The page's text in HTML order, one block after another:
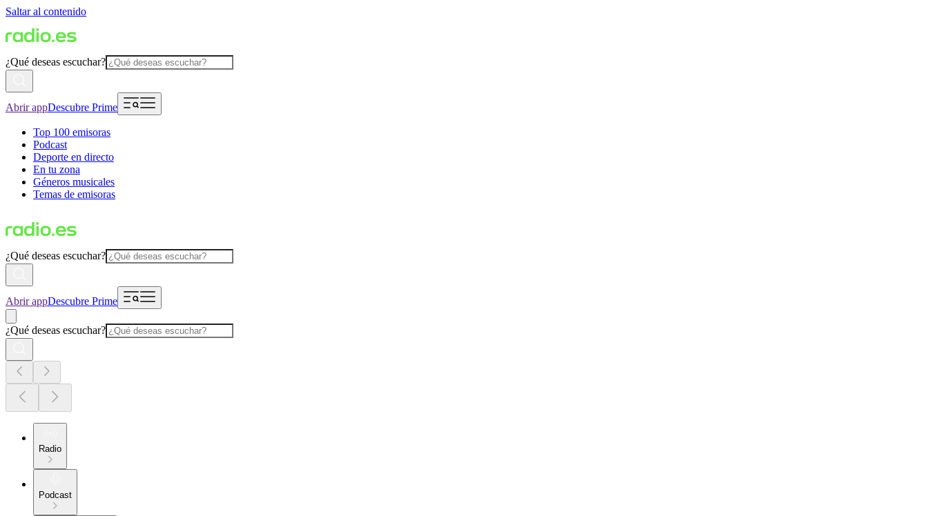
Saltar al contenido
¿Qué deseas escuchar?
Abrir appDescubre Prime
Top 100 emisoras
Podcast
Deporte en directo
En tu zona
Géneros musicales
Temas de emisoras
¿Qué deseas escuchar?
Abrir appDescubre Prime
¿Qué deseas escuchar?
Radio
Podcast